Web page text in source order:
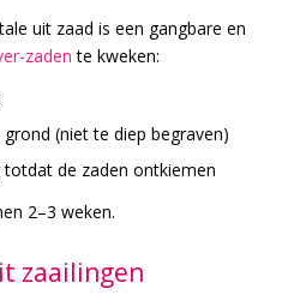
uit zaad is een gangbare en
zaden te kweken:
(niet te diep begraven)
de zaden ontkiemen
2–3 weken.
zaailingen